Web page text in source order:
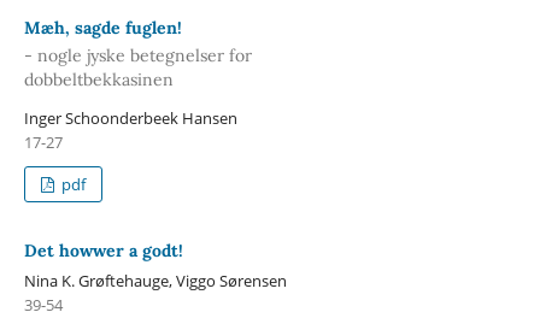
Mæh, sagde fuglen!
- nogle jyske betegnelser for
dobbeltbekkasinen
Inger Schoonderbeek Hansen
17-27
pdf
Det howwer a godt!
Nina K. Grøftehauge, Viggo Sørensen
39-54